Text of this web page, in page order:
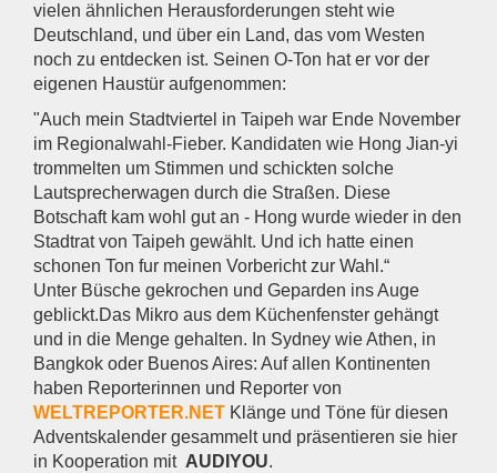
vielen ähnlichen Herausforderungen steht wie
Deutschland, und über ein Land, das vom Westen
noch zu entdecken ist. Seinen O-Ton hat er vor der
eigenen Haustür aufgenommen:
"Auch mein Stadtviertel in Taipeh war Ende November
im Regionalwahl-Fieber. Kandidaten wie Hong Jian-yi
trommelten um Stimmen und schickten solche
Lautsprecherwagen durch die Straßen. Diese
Botschaft kam wohl gut an - Hong wurde wieder in den
Stadtrat von Taipeh gewählt. Und ich hatte einen
schonen Ton fur meinen Vorbericht zur Wahl.“
Unter Büsche gekrochen und Geparden ins Auge
geblickt.Das Mikro aus dem Küchenfenster gehängt
und in die Menge gehalten. In Sydney wie Athen, in
Bangkok oder Buenos Aires: Auf allen Kontinenten
haben Reporterinnen und Reporter von
WELTREPORTER.NET Klänge und Töne für diesen
Adventskalender gesammelt und präsentieren sie hier
in Kooperation mit AUDIYOU.